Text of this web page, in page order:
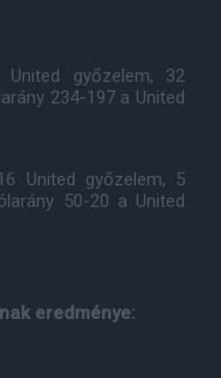
győzelem, 32
234-197 a United
United győzelem, 5
50-20 a United
eredménye: